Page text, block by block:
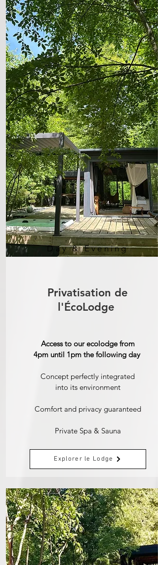
Day & Evening
Privatisation de
l'ÉcoLodge
Access to our ecolodge from
4pm until 1pm the following day
Concept perfectly integrated
into its environment
Comfort and privacy guaranteed
Private Spa & Sauna
Explorer le Lodge